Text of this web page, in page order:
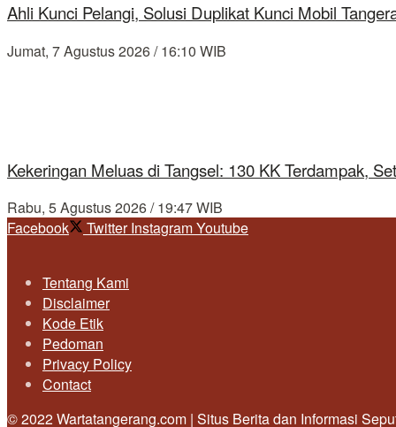
Ahli Kunci Pelangi, Solusi Duplikat Kunci Mobil
Jumat, 7 Agustus 2026 / 16:10 WIB
Kekeringan Meluas di Tangsel: 130 KK Terdampak,
Rabu, 5 Agustus 2026 / 19:47 WIB
Facebook
Twitter InstagramYoutube
Tentang Kami
Disclaimer
Kode Etik
Pedoman
Privacy Policy
Contact
© 2022 Wartatangerang.com | Situs Berita dan Informasi